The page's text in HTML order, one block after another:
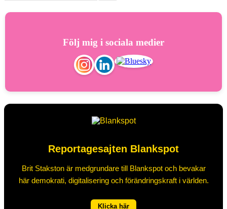
Följ mig i sociala medier
Reportagesajten Blankspot
Brit Stakston är medgrundare till Blankspot och bevakar
här demokrati, digitalisering och förändringskraft i världen.
Klicka här